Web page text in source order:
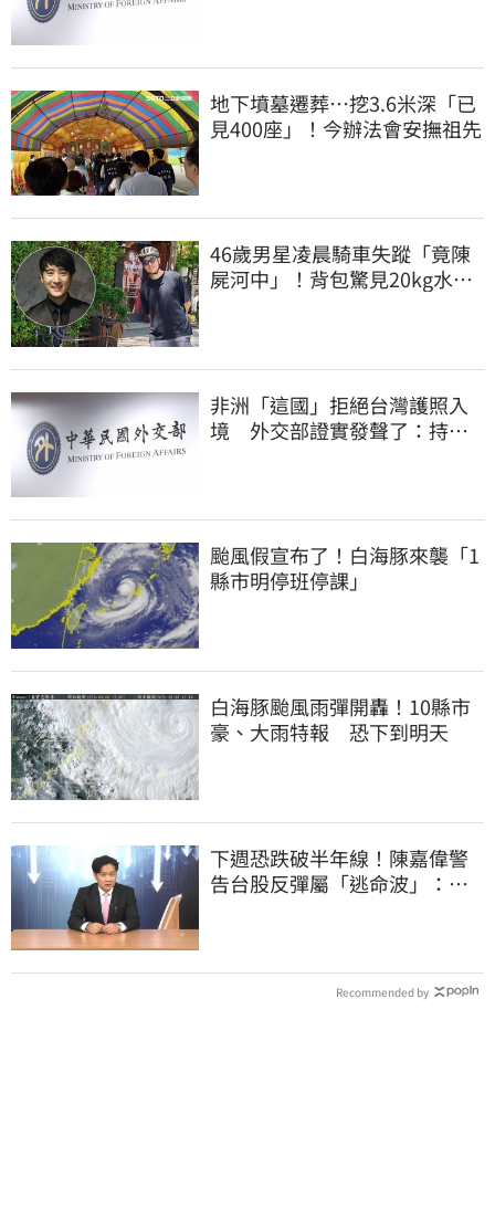
地下墳墓遷葬…挖3.6米深「已
見400座」！今辦法會安撫祖先
46歲男星凌晨騎車失蹤「竟陳
屍河中」！背包驚見20kg水泥
非洲「這國」拒絕台灣護照入
境 外交部證實發聲了：持續
颱風假宣布了！白海豚來襲「1
縣市明停班停課」
白海豚颱風雨彈開轟！10縣市
豪、大雨特報 恐下到明天
下週恐跌破半年線！陳嘉偉警
告台股反彈屬「逃命波」：空
Recommended by